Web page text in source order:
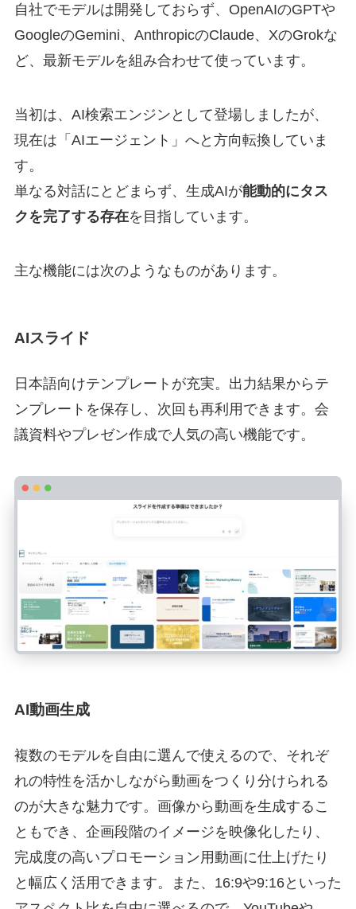
自社でモデルは開発しておらず、OpenAIのGPTや
GoogleのGemini、AnthropicのClaude、XのGrokな
ど、最新モデルを組み合わせて使っています。
当初は、AI検索エンジンとして登場しましたが、
現在は「AIエージェント」へと方向転換していま
す。
単なる対話にとどまらず、生成AIが能動的にタス
クを完了する存在を目指しています。
主な機能には次のようなものがあります。
AIスライド
日本語向けテンプレートが充実。出力結果からテ
ンプレートを保存し、次回も再利用できます。会
議資料やプレゼン作成で人気の高い機能です。
AI動画生成
複数のモデルを自由に選んで使えるので、それぞ
れの特性を活かしながら動画をつくり分けられる
のが大きな魅力です。画像から動画を生成するこ
ともでき、企画段階のイメージを映像化したり、
完成度の高いプロモーション用動画に仕上げたり
と幅広く活用できます。また、16:9や9:16といった